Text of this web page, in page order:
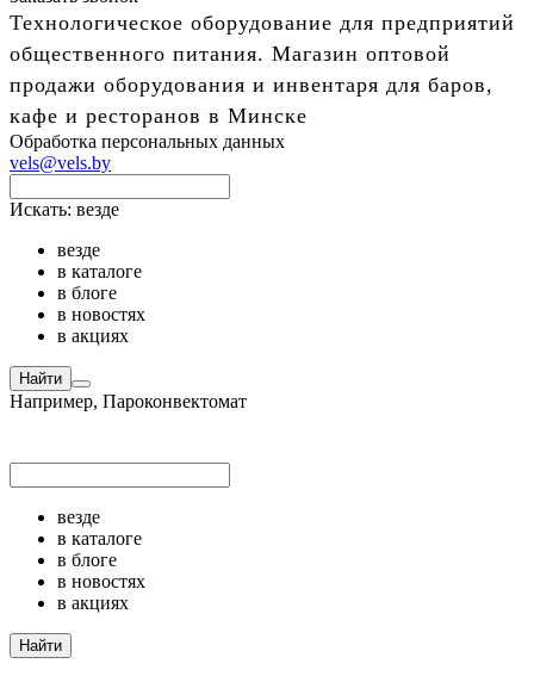
Технологическое оборудование для предприятий
общественного питания. Магазин оптовой
продажи оборудования и инвентаря для баров,
кафе и ресторанов в Минске
Обработка персональных данных
vels@vels.by
Искать: везде
везде
в каталоге
в блоге
в новостях
в акциях
Найти
Например, Пароконвектомат
везде
в каталоге
в блоге
в новостях
в акциях
Найти